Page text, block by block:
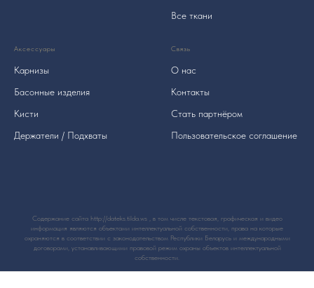
Все ткани
Аксессуары
Карнизы
Басонные изделия
Кисти
Держатели / Подхваты
Связь
О нас
Контакты
Стать партнёром
Пользовательское соглашение
Содержание сайта http://dateks.tilda.ws , в том числе текстовая, графическая и видео
информация являются объектами интеллектуальной собственности, права на которые
охраняются в соответствии с законодательством Республики Беларусь и международными
договорами, устанавливающими правовой режим охраны объектов интеллектуальной
собственности.